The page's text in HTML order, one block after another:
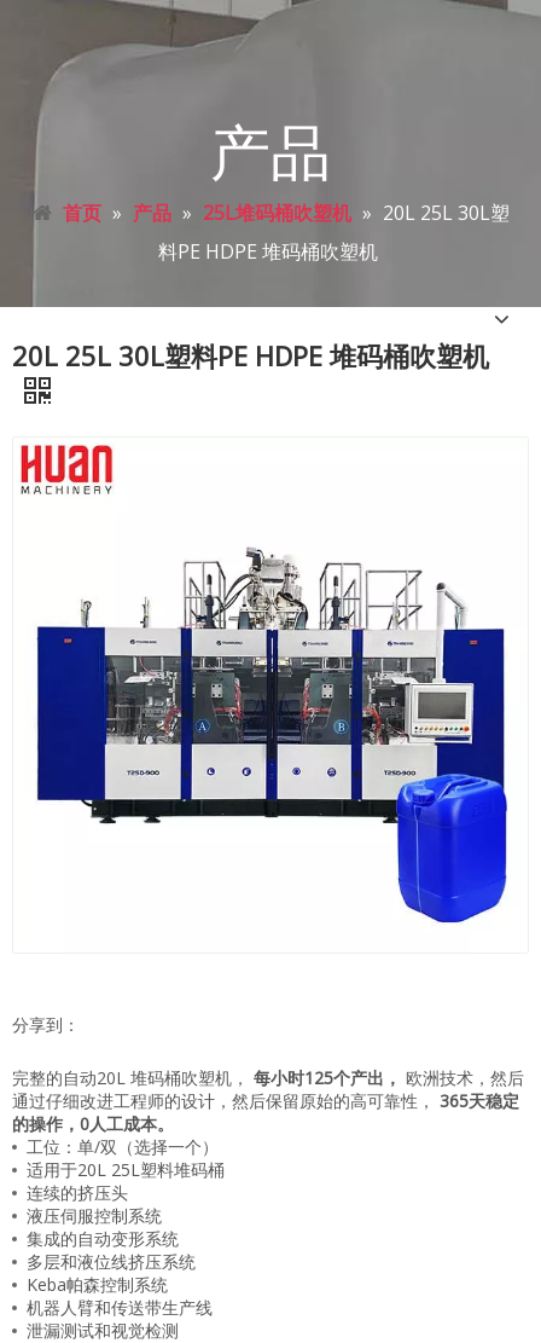
产品
首页 » 产品 » 25L堆码桶吹塑机 » 20L 25L 30L塑
料PE HDPE 堆码桶吹塑机
20L 25L 30L塑料PE HDPE 堆码桶吹塑机
分享到：
完整的自动20L 堆码桶吹塑机， 每小时125个产出， 欧洲技术，然后
通过仔细改进工程师的设计，然后保留原始的高可靠性， 365天稳定
的操作，0人工成本。
工位：单/双（选择一个）
适用于20L 25L塑料堆码桶
连续的挤压头
液压伺服控制系统
集成的自动变形系统
多层和液位线挤压系统
Keba帕森控制系统
机器人臂和传送带生产线
泄漏测试和视觉检测